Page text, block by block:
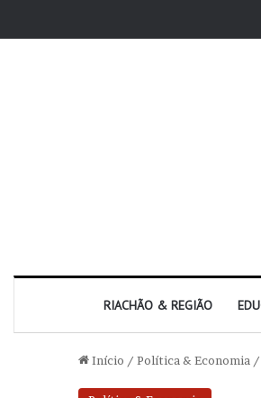
RIACHÃO & REGIÃO
Início / Política & Economia /